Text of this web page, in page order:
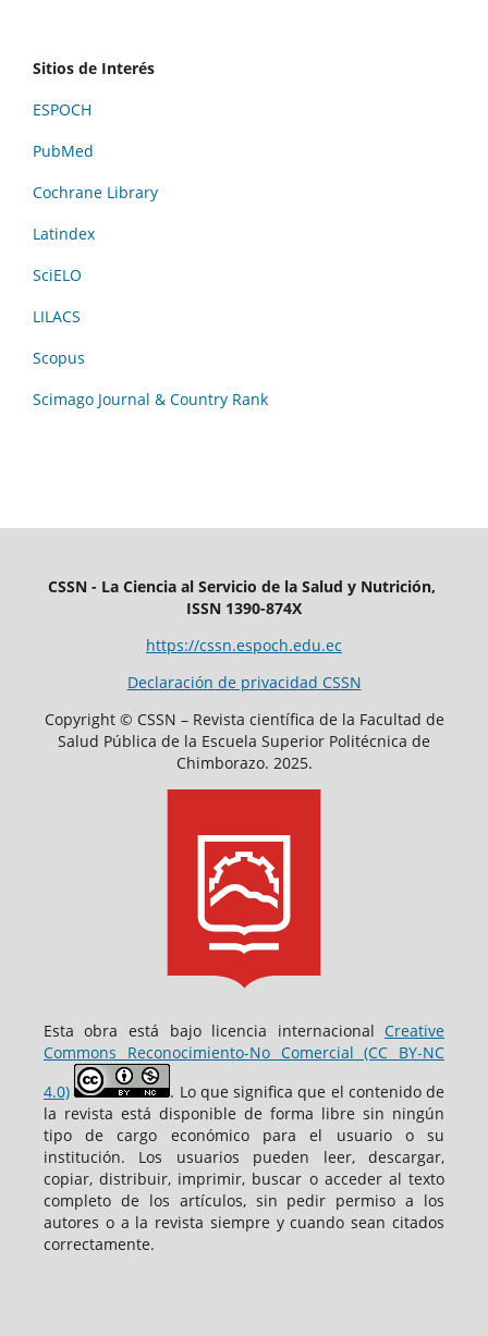
Sitios de Interés
ESPOCH
PubMed
Cochrane Library
Latindex
SciELO
LILACS
Scopus
Scimago Journal & Country Rank
CSSN - La Ciencia al Servicio de la Salud y Nutrición,
ISSN 1390-874X
https://cssn.espoch.edu.ec
Declaración de privacidad CSSN
Copyright © CSSN – Revista científica de la Facultad de
Salud Pública de la Escuela Superior Politécnica de
Chimborazo. 2025.
Esta obra está bajo licencia internacionalCreative
Commons Reconocimiento-No Comercial (CC BY-NC
4.0)
. Lo que significa que el contenido de
la revista está disponible de forma libre sin ningún
tipo de cargo económico para el usuario o su
institución. Los usuarios pueden leer, descargar,
copiar, distribuir, imprimir, buscar o acceder al texto
completo de los artículos, sin pedir permiso a los
autores o a la revista siempre y cuando sean citados
correctamente.